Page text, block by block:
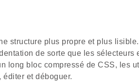
structure plus propre et plus
de sorte que les sélecteurs
long bloc compressé de CSS, les
et déboguer.